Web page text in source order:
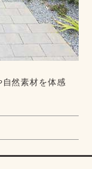
然素材を体感